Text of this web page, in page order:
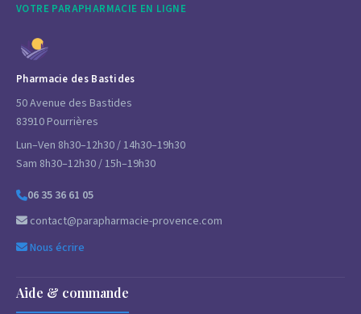
VOTRE PARAPHARMACIE EN LIGNE
Pharmacie des Bastides
50 Avenue des Bastides
83910 Pourrières
Lun–Ven 8h30–12h30 / 14h30–19h30
Sam 8h30–12h30 / 15h–19h30
06 35 36 61 05
contact@parapharmacie-provence.com
Nous écrire
Aide & commande